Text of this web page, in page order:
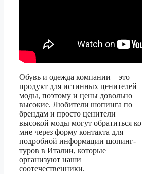
Обувь и одежда компании – это
продукт для истинных ценителей
моды, поэтому и цены довольно
высокие. Любители шопинга по
брендам и просто ценители
высокой моды могут обратиться ко
мне через форму контакта для
подробной информации шопинг-
туров в Италии, которые
организуют наши
соотечественники.